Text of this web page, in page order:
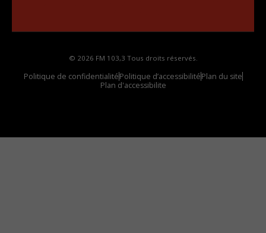
© 2026 FM 103,3 Tous droits réservés.
Politique de confidentialitéPolitique d’accessibilitéPlan du site
Plan d'accessibilite